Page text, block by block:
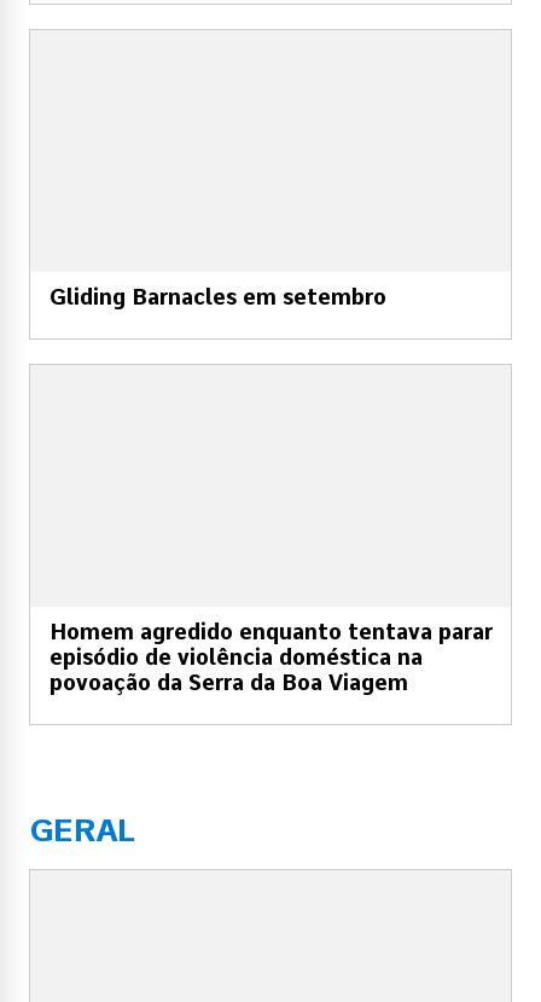
Gliding Barnacles em setembro
Homem agredido enquanto tentava parar
episódio de violência doméstica na
povoação da Serra da Boa Viagem
GERAL